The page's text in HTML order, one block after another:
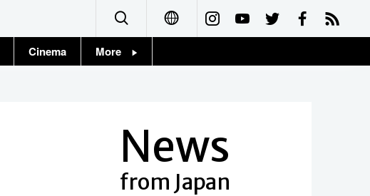
Français
Cinema More
News
from Japan